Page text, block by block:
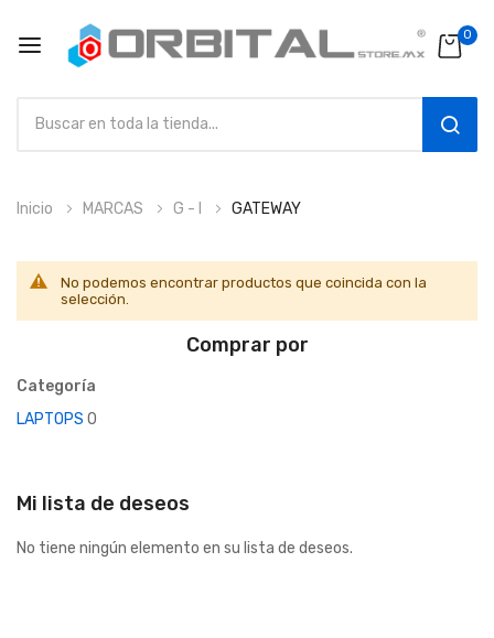
0
alInicio MARCAS G - I GATEWAY
No podemos encontrar productos que coincida con la
selección.
Comprar por
Categoría
LAPTOPS 0
Mi lista de deseos
No tiene ningún elemento en su lista de deseos.